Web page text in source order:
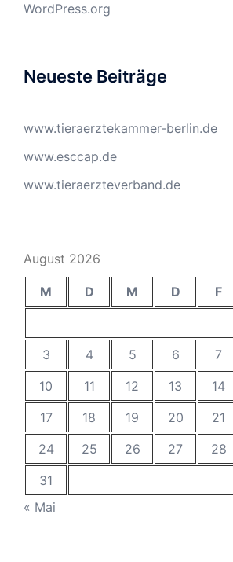
WordPress.org
Neueste Beiträge
www.tieraerztekammer-berlin.de
www.esccap.de
www.tieraerzteverband.de
August 2026
M D M D F
3
4 5 6 7
10
11 12 13 14
17
18 19 20 21
24
25 26 27 28
31
« Mai